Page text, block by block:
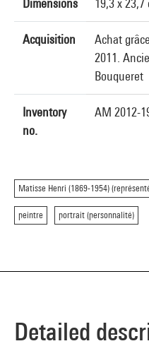
Dimensions 19,3 x 23,7
Acquisition
Achat
2011.
Bouqueret
Inventory
no.
AM 2012-
Matisse Henri (1869-1954)
peintre portrait (personnalité)
Detailed